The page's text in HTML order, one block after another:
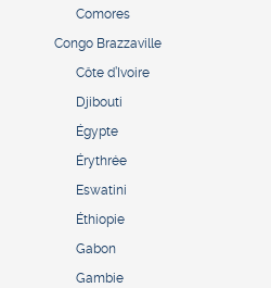
Comores
Congo Brazzaville
Côte d’Ivoire
Djibouti
Égypte
Érythrée
Eswatini
Éthiopie
Gabon
Gambie